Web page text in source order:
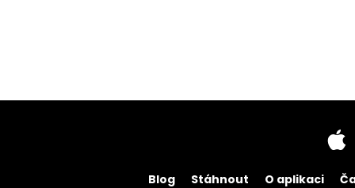
Blog Stáhnout O aplikaci